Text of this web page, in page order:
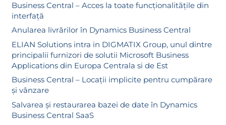
Business Central – Acces la toate funcționalitățile din
interfață
Anularea livrărilor în Dynamics Business Central
ELIAN Solutions intra in DIGMATIX Group, unul dintre
principalii furnizori de solutii Microsoft Business
Applications din Europa Centrala si de Est
Business Central – Locații implicite pentru cumpărare
și vânzare
Salvarea și restaurarea bazei de date în Dynamics
Business Central SaaS